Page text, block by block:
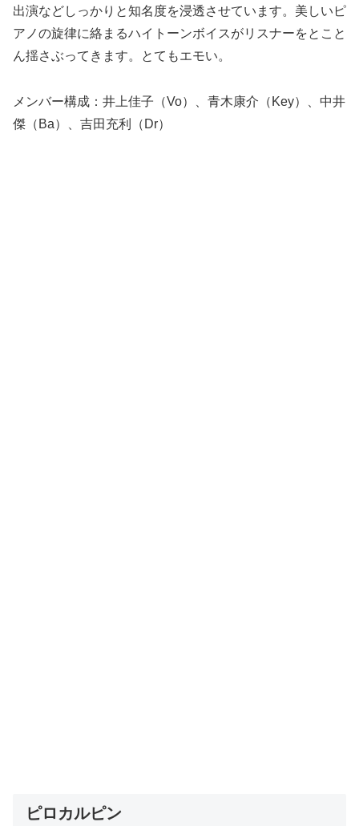
出演などしっかりと知名度を浸透させています。美しいピ
アノの旋律に絡まるハイトーンボイスがリスナーをとこと
ん揺さぶってきます。とてもエモい。
メンバー構成：井上佳子（Vo）、青木康介（Key）、中井
傑（Ba）、吉田充利（Dr）
ピロカルピン